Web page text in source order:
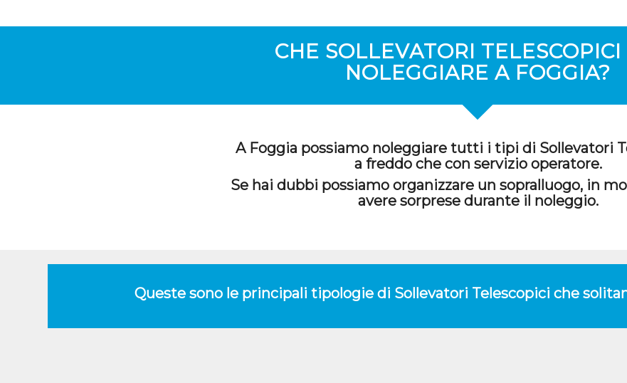
CHE SOLLEVATORI
NOLEGGIARE A FOGGIA?
A Foggia possiamo noleggiare tutti i tipi di Sollevatori
a freddo che con servizio operatore.
Se hai dubbi possiamo organizzare un sopralluogo, in
avere sorprese durante il noleggio.
Queste sono le principali tipologie di Sollevatori Telescopici che